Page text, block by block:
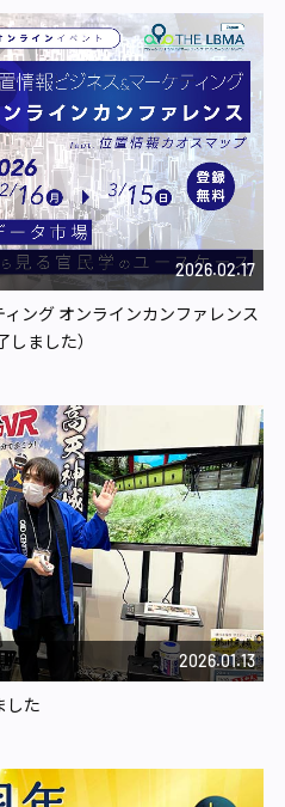
2026.02.17
ィング オンラインカンファレンス
ました）
2026.01.13
した